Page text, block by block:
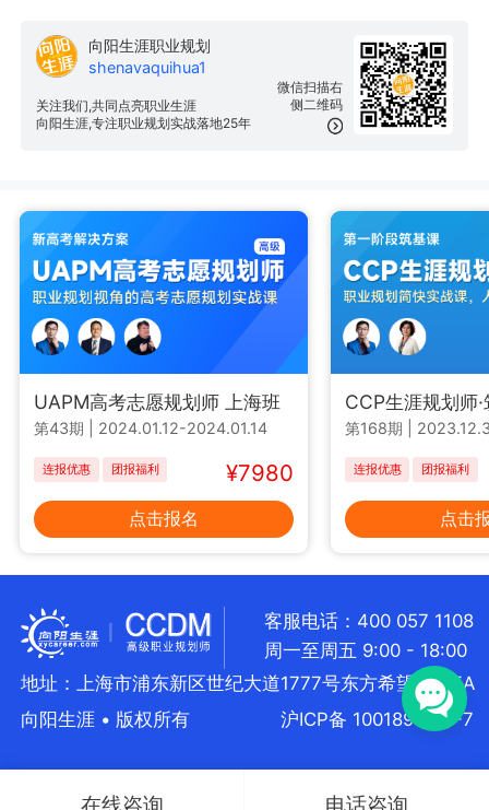
微信扫描右
侧二维码
向阳生涯职业规划
shenavaquihua1
关注我们,共同点亮职业生涯
向阳生涯,专注职业规划实战落地25年
UAPM高考志愿规划师 上海班
第43期 2024.01.12-2024.01.14
连报优惠 团报福利 ¥7980
点击报名
CCP生涯规划师
第168期
连报优惠 团报福利
点击
客服电话：400 057 1108
周一至周五 9:00 - 18:00
地址：上海市浦东新区世纪大道1777号东方希望大厦5A
向阳生涯 • 版权所有
沪ICP备 10018957号-7
在线咨询 电话咨询